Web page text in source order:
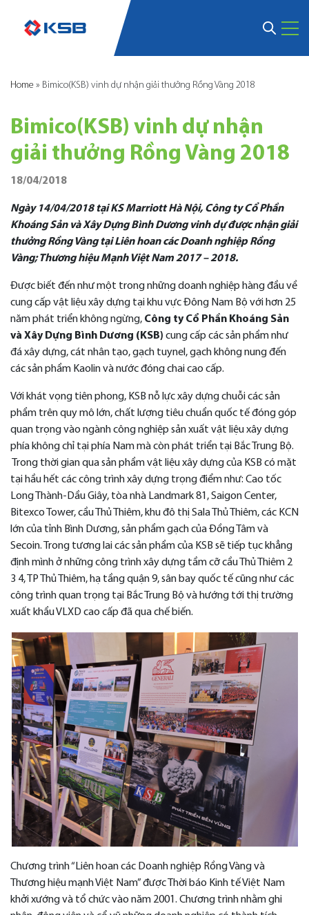
Home » Bimico(KSB) vinh dự nhận giải thưởng Rồng Vàng 2018
Bimico(KSB) vinh dự nhận
giải thưởng Rồng Vàng 2018
18/04/2018
Ngày 14/04/2018 tại KS Marriott Hà Nội, Công ty Cổ Phần
Khoáng Sản và Xây Dựng Bình Dươngvinh dự được nhận giải
thưởng Rồng VàngtạiLiên hoan các Doanh nghiệp Rồng
Vàng; Thương hiệu Mạnh Việt Nam 2017 – 2018.
Được biết đến như một trong những doanh nghiệp hàng đầu về
cung cấp vật liệu xây dựng tại khu vực Đông Nam Bộ với hơn 25
năm phát triển không ngừng, Công ty Cổ Phần Khoáng Sản
và Xây Dựng Bình Dương (KSB) cung cấp các sản phẩm như
đá xây dựng, cát nhân tạo, gạch tuynel, gạch không nung đến
các sản phẩm Kaolin và nước đóng chai cao cấp.
Với khát vọng tiên phong, KSB nỗ lực xây dựng chuỗi các sản
phẩm trên quy mô lớn, chất lượng tiêu chuẩn quốc tế đóng góp
quan trọng vào ngành công nghiệp sản xuất vật liệu xây dựng
phía không chỉ tại phía Nam mà còn phát triển tại Bắc Trung Bộ.
Trong thời gian qua sản phẩm vật liệu xây dựng của KSB có mặt
tại hầu hết các công trình xây dựng trọng điểm như: Cao tốc
Long Thành-Dầu Giây, tòa nhà Landmark 81, Saigon Center,
Bitexco Tower, cầu Thủ Thiêm, khu đô thị Sala Thủ Thiêm, các KCN
lớn của tỉnh Bình Dương, sản phẩm gạch của Đồng Tâm và
Secoin. Trong tương lai các sản phẩm của KSB sẽ tiếp tục khẳng
định mình ở những công trình xây dựng tầm cỡ cầu Thủ Thiêm 2
3 4, TP Thủ Thiêm, hạ tầng quận 9, sân bay quốc tế cũng như các
công trình quan trọng tại Bắc Trung Bộ và hướng tới thị trường
xuất khẩu VLXD cao cấp đã qua chế biến.
Chương trình “Liên hoan các Doanh nghiệp Rồng Vàng và
Thương hiệu mạnh Việt Nam” được Thời báo Kinh tế Việt Nam
khởi xướng và tổ chức vào năm 2001. Chương trình nhằm ghi